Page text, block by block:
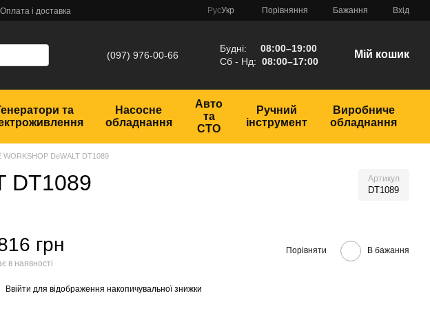
Оплата і доставка
РусУкр Порівняння Бажання Вхід
(097) 976-00-66
Будні: 08:00–19:00
Сб - Нд: 08:00–17:00
Мій кошик
та
Насосне
обладнання
Авто
та
СТО
Ручний
інструмент
Виробниче
обладнання
WORKSHOP DeWALT DT1089
DT1089 Артикул
DT1089
грн
в наявності
Порівняти В бажання
Ввійти для відображення накопичувальної знижки